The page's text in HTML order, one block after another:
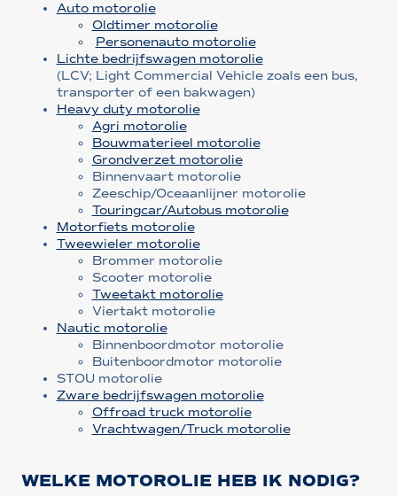
Auto motorolie
Oldtimer motorolie
Personenauto motorolie
Lichte bedrijfswagen motorolie
(LCV; Light Commercial Vehicle zoals een bus,
transporter of een bakwagen)
Heavy duty motorolie
Agri motorolie
Bouwmaterieel motorolie
Grondverzet motorolie
Binnenvaart motorolie
Zeeschip/Oceaanlijner motorolie
Touringcar/Autobus motorolie
Motorfiets motorolie
Tweewieler motorolie
Brommer motorolie
Scooter motorolie
Tweetakt motorolie
Viertakt motorolie
Nautic motorolie
Binnenboordmotor motorolie
Buitenboordmotor motorolie
STOU motorolie
Zware bedrijfswagen motorolie
Offroad truck motorolie
Vrachtwagen/Truck motorolie
WELKE MOTOROLIE HEB IK NODIG?